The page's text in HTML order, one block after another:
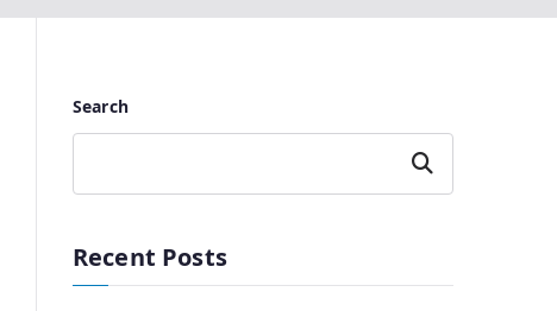
Search
Search
Recent Posts